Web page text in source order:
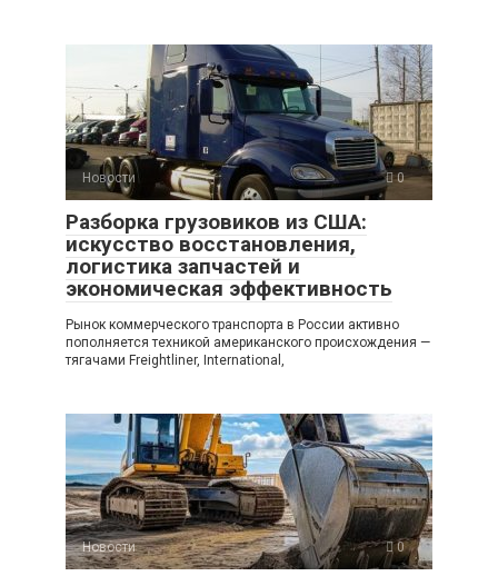
Новости 0
Разборка грузовиков из США:
искусство восстановления,
логистика запчастей и
экономическая эффективность
Рынок коммерческого транспорта в России активно
пополняется техникой американского происхождения —
тягачами Freightliner, International,
Новости 0